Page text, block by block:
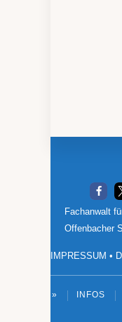
Footer
Fachanwalt
Offenbacher
IMPRESSUM •
» INFOS